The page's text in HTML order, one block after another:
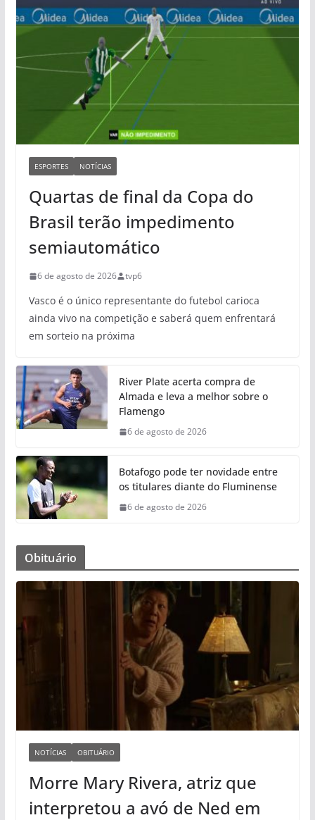
ESPORTES NOTÍCIAS
Quartas de final da Copa do
Brasil terão impedimento
semiautomático
6 de agosto de 2026 tvp6
Vasco é o único representante do futebol carioca
ainda vivo na competição e saberá quem enfrentará
em sorteio na próxima
River Plate acerta compra de
Almada e leva a melhor sobre o
Flamengo
6 de agosto de 2026
Botafogo pode ter novidade entre
os titulares diante do Fluminense
6 de agosto de 2026
Obituário
NOTÍCIAS OBITUÁRIO
Morre Mary Rivera, atriz que
interpretou a avó de Ned em